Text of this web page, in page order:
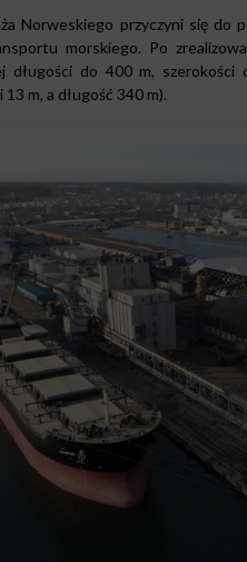
Norweskiego przyczyni się
morskiego. Po
długości do 400 m,
m, a długość 340 m).